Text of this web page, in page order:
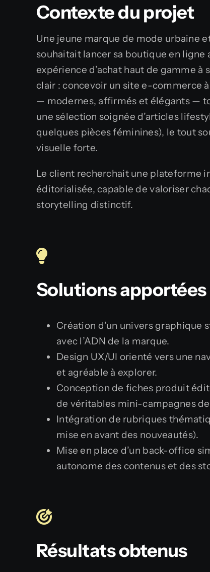
Contexte du projet
Une jeune marque de mode urbaine
souhaitait lancer sa boutique en ligne
expérience d’achat haut de gamme à
clair : concevoir un site e-commerce
— modernes, affirmés et élégants —
une sélection soignée d’articles
quelques pièces féminines), le tout
visuelle forte.
Le client recherchait une plateforme
éditorialisée, capable de valoriser
storytelling distinctif.
Solutions apportées
Création d’un univers graphique
avec l’ADN de la marque.
Design UX/UI orienté vers une
et agréable à explorer.
Conception de fiches produit
de véritables mini-campagnes
Intégration de rubriques
mise en avant des nouveautés).
Mise en place d’un back-office
autonome des contenus et des
Résultats obtenus